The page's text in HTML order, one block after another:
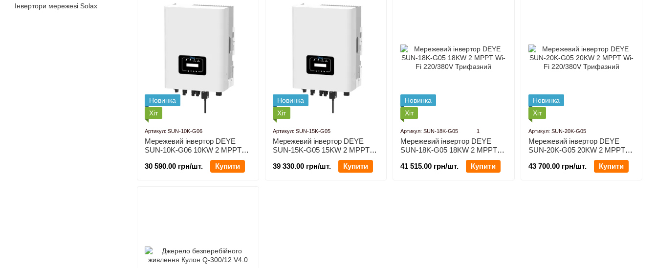
Новинка
Хіт
Артикул: SUN-10K-G06
Мережевий інвертор DEYE
SUN-10K-G06 10KW 2 MPPT
Wi-Fi 220/380V Трифазний
30 590.00 грн/шт.
Купити
Новинка
Хіт
Артикул: SUN-15K-G05
Мережевий інвертор DEYE
SUN-15K-G05 15KW 2 MPPT
Wi-Fi 220/380V Трифазний
39 330.00 грн/шт.
Купити
Новинка
Хіт
Артикул: SUN-18K-G05 1
Мережевий інвертор DEYE
SUN-18K-G05 18KW 2 MPPT
Wi-Fi 220/380V Трифазний
41 515.00 грн/шт.
Купити
Новинка
Хіт
Артикул: SUN-20K-G05
Мережевий інвертор DEYE
SUN-20K-G05 20KW 2 MPPT
Wi-Fi 220/380V Трифазний
43 700.00 грн/шт.
Купити
Інвертори мережеві Solax